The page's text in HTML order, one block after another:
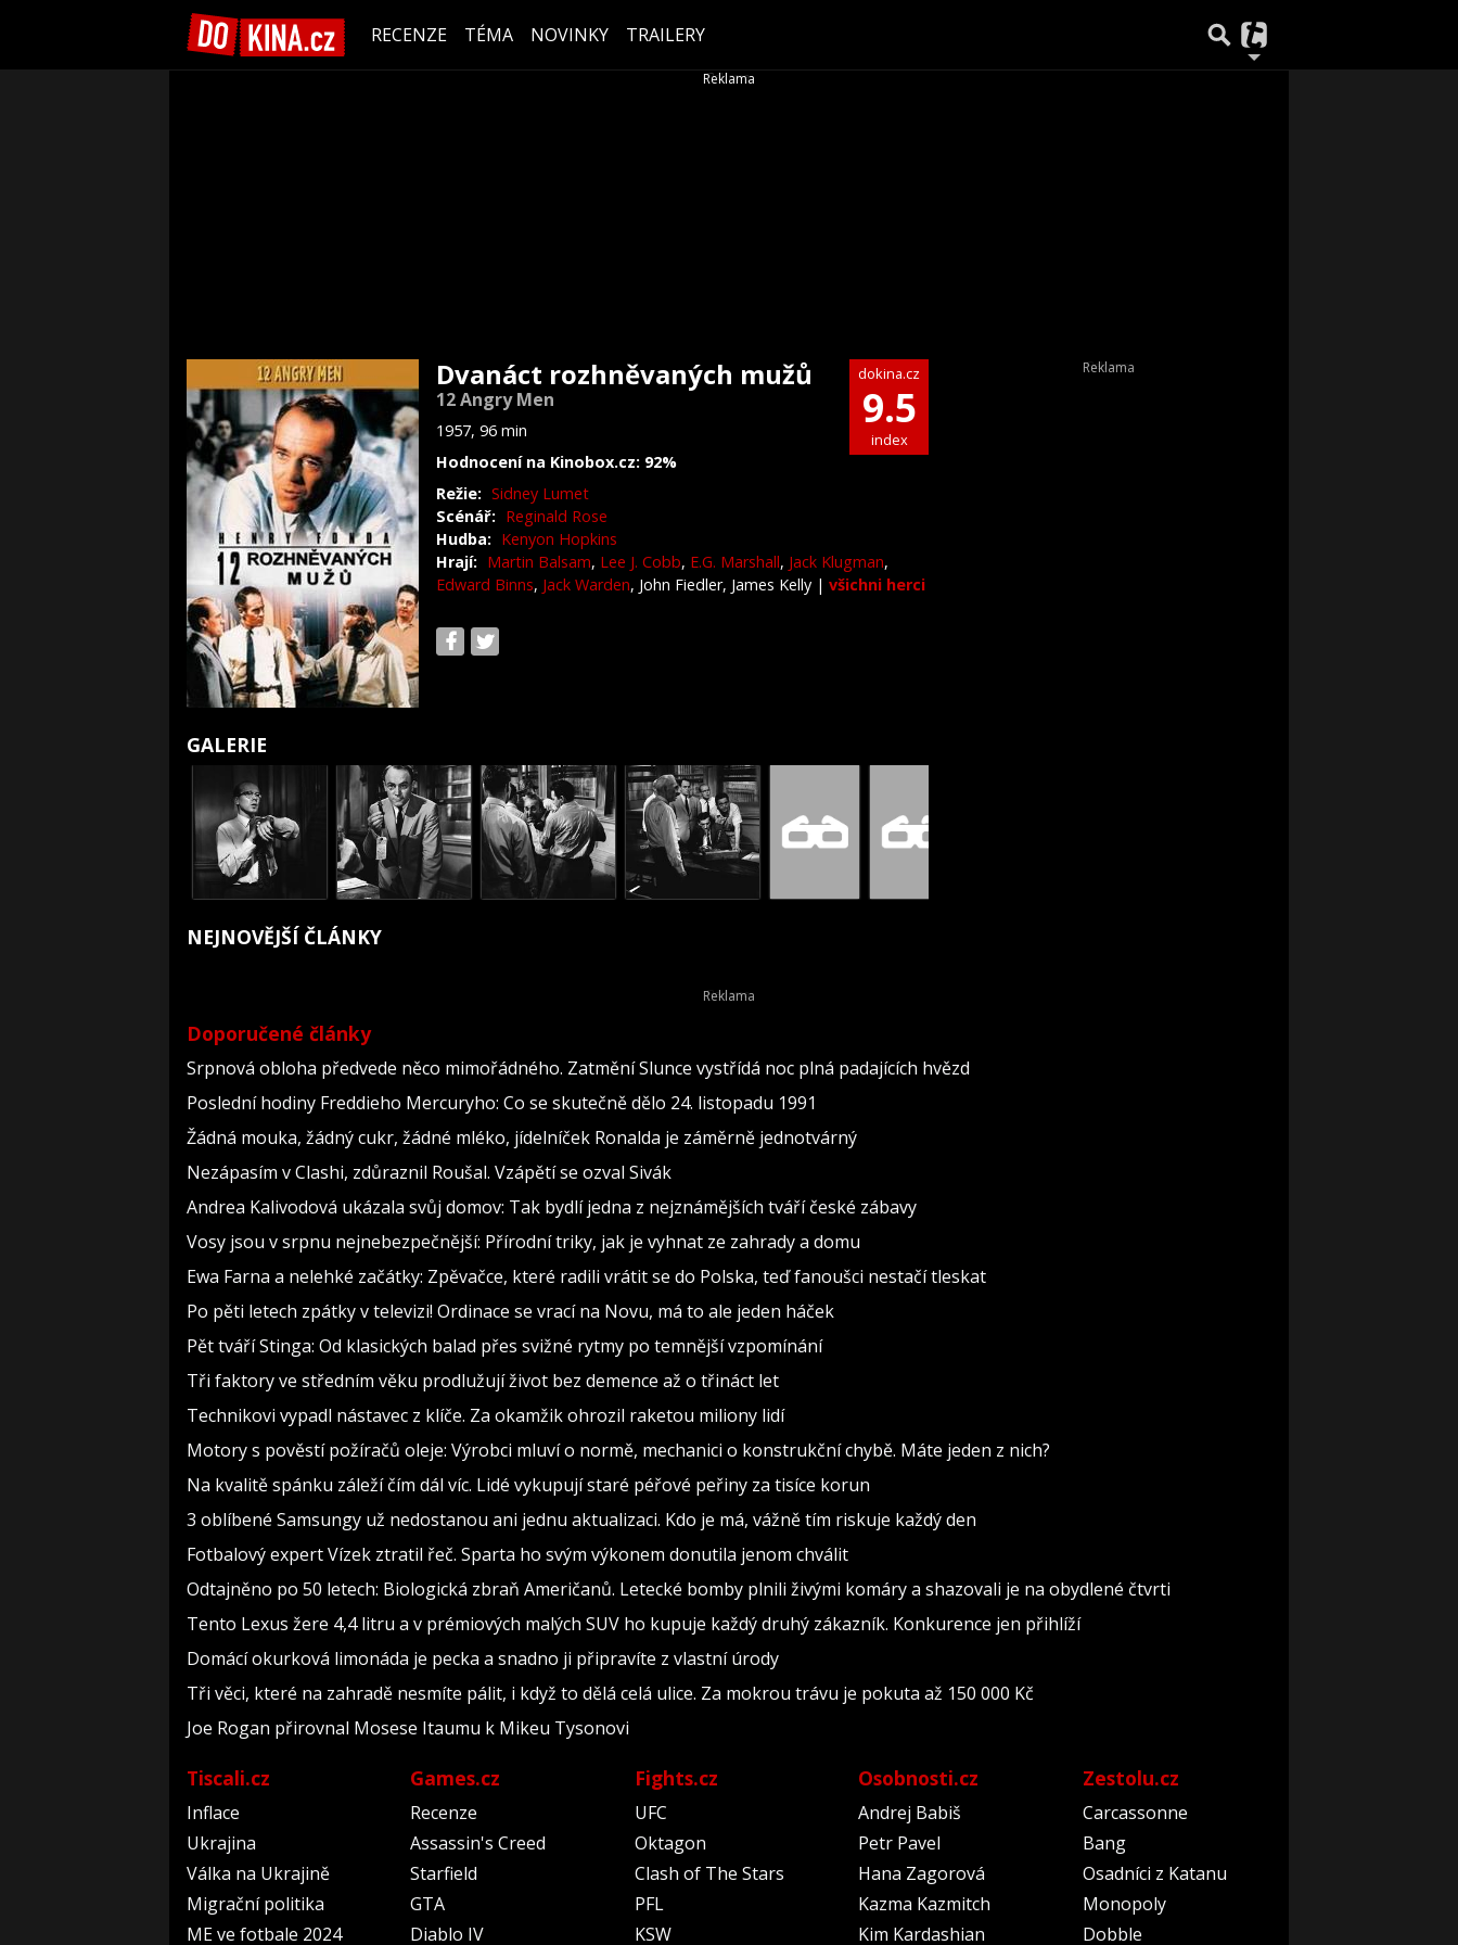
RECENZE TÉMA NOVINKY TRAILERY
Dvanáct rozhněvaných mužů
12 Angry Men
1957, 96 min
Hodnocení na Kinobox.cz: 92%
dokina.cz
9.5
index
Režie: Sidney Lumet
Scénář: Reginald Rose
Hudba: Kenyon Hopkins
Hrají: Martin Balsam, Lee J. Cobb, E.G. Marshall, Jack Klugman,
Edward Binns, Jack Warden, John Fiedler, James Kelly | všichni herci
GALERIE
NEJNOVĚJŠÍ ČLÁNKY
Doporučené články
Srpnová obloha předvede něco mimořádného. Zatmění Slunce vystřídá noc plná padajících hvězd
Poslední hodiny Freddieho Mercuryho: Co se skutečně dělo 24. listopadu 1991
Žádná mouka, žádný cukr, žádné mléko, jídelníček Ronalda je záměrně jednotvárný
Nezápasím v Clashi, zdůraznil Roušal. Vzápětí se ozval Sivák
Andrea Kalivodová ukázala svůj domov: Tak bydlí jedna z nejznámějších tváří české zábavy
Vosy jsou v srpnu nejnebezpečnější: Přírodní triky, jak je vyhnat ze zahrady a domu
Ewa Farna a nelehké začátky: Zpěvačce, které radili vrátit se do Polska, teď fanoušci nestačí tleskat
Po pěti letech zpátky v televizi! Ordinace se vrací na Novu, má to ale jeden háček
Pět tváří Stinga: Od klasických balad přes svižné rytmy po temnější vzpomínání
Tři faktory ve středním věku prodlužují život bez demence až o třináct let
Technikovi vypadl nástavec z klíče. Za okamžik ohrozil raketou miliony lidí
Motory s pověstí požíračů oleje: Výrobci mluví o normě, mechanici o konstrukční chybě. Máte jeden z nich?
Na kvalitě spánku záleží čím dál víc. Lidé vykupují staré péřové peřiny za tisíce korun
3 oblíbené Samsungy už nedostanou ani jednu aktualizaci. Kdo je má, vážně tím riskuje každý den
Fotbalový expert Vízek ztratil řeč. Sparta ho svým výkonem donutila jenom chválit
Odtajněno po 50 letech: Biologická zbraň Američanů. Letecké bomby plnili živými komáry a shazovali je na obydlené čtvrti
Tento Lexus žere 4,4 litru a v prémiových malých SUV ho kupuje každý druhý zákazník. Konkurence jen přihlíží
Domácí okurková limonáda je pecka a snadno ji připravíte z vlastní úrody
Tři věci, které na zahradě nesmíte pálit, i když to dělá celá ulice. Za mokrou trávu je pokuta až 150 000 Kč
Joe Rogan přirovnal Mosese Itaumu k Mikeu Tysonovi
Tiscali.cz
Inflace
Ukrajina
Válka na Ukrajině
Migrační politika
ME ve fotbale 2024
Games.cz
Recenze
Assassin's Creed
Starfield
GTA
Diablo IV
Fights.cz
UFC
Oktagon
Clash of The Stars
PFL
KSW
Osobnosti.cz
Andrej Babiš
Petr Pavel
Hana Zagorová
Kazma Kazmitch
Kim Kardashian
Zestolu.cz
Carcassonne
Bang
Osadníci z Katanu
Monopoly
Dobble